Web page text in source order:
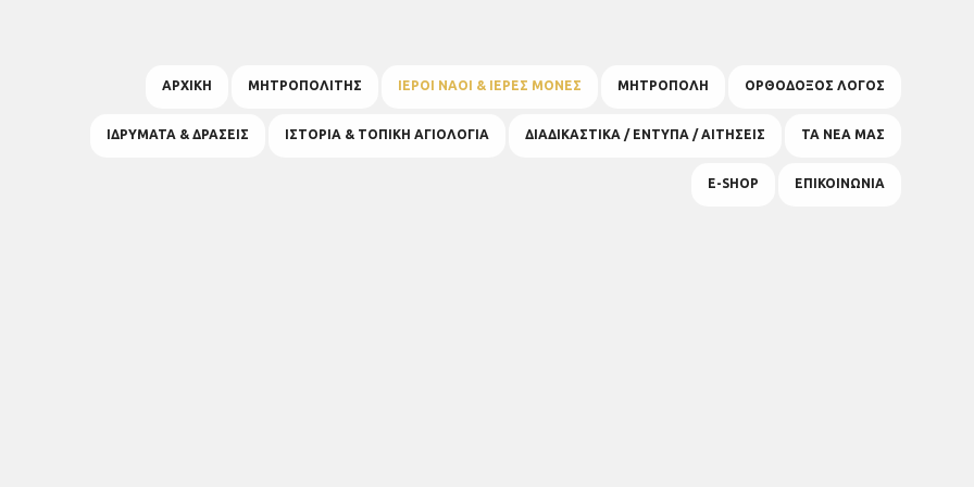
ΑΡΧΙΚΗ ΜΗΤΡΟΠΟΛΙΤΗΣ ΙΕΡΟΙ ΝΑΟΙ & ΙΕΡΕΣ ΜΟΝΕΣ ΜΗΤΡΟΠΟΛΗ ΟΡΘΟΔΟΞΟΣ ΛΟΓΟΣ
ΙΔΡΥΜΑΤΑ & ΔΡΑΣΕΙΣ ΙΣΤΟΡΙΑ & ΤΟΠΙΚΗ ΑΓΙΟΛΟΓΙΑ ΔΙΑΔΙΚΑΣΤΙΚΑ / ΕΝΤΥΠΑ / ΑΙΤΗΣΕΙΣ ΤΑ ΝΕΑ ΜΑΣ
E-SHOP ΕΠΙΚΟΙΝΩΝΙΑ